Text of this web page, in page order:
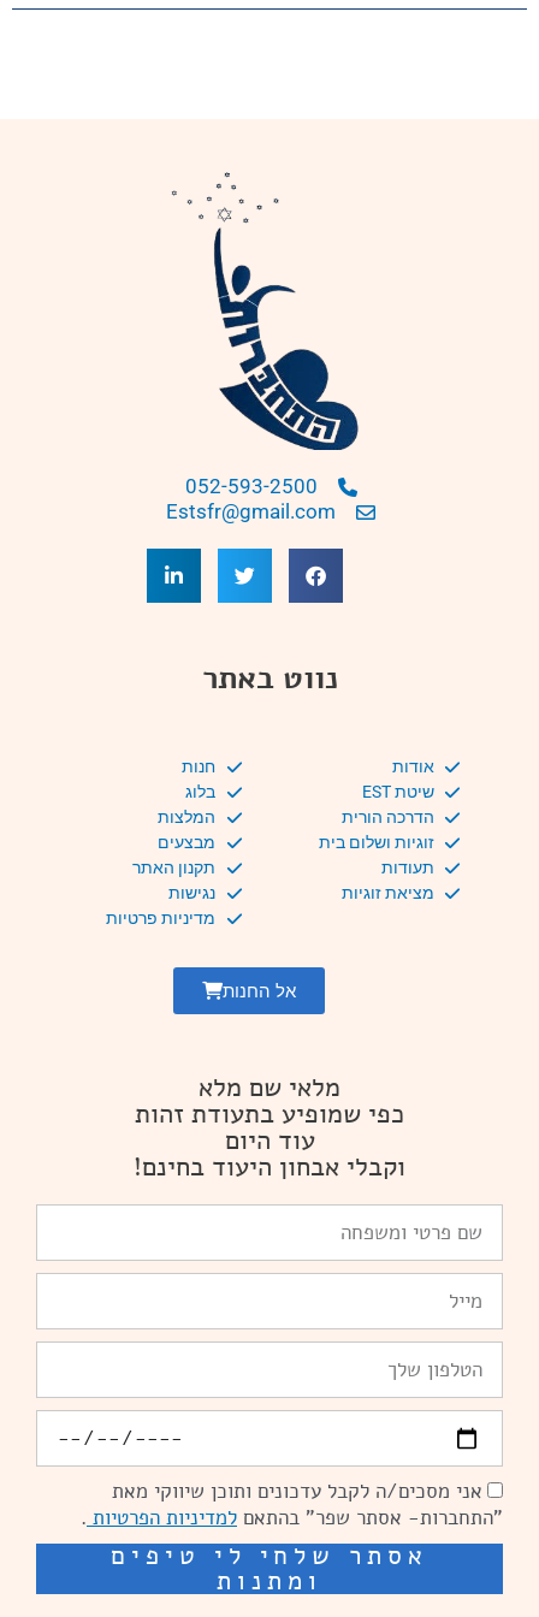
052-593-2500
Estsfr@gmail.com
נווט באתר
אודות
שיטת EST
הדרכה הורית
זוגיות ושלום בית
תעודות
מציאת זוגיות
חנות
בלוג
המלצות
מבצעים
תקנון האתר
נגישות
מדיניות פרטיות
אל החנות
מלאי שם מלא
כפי שמופיע בתעודת זהות
עוד היום
וקבלי אבחון היעוד בחינם!
פרטי
ומשפחה
הסכמהאני מסכים/ה לקבל עדכונים ותוכן שיווקי מאת
"התחברות- אסתר שפר" בהתאם למדיניות הפרטיות .
אסתר שלחי לי טיפים
ומתנות